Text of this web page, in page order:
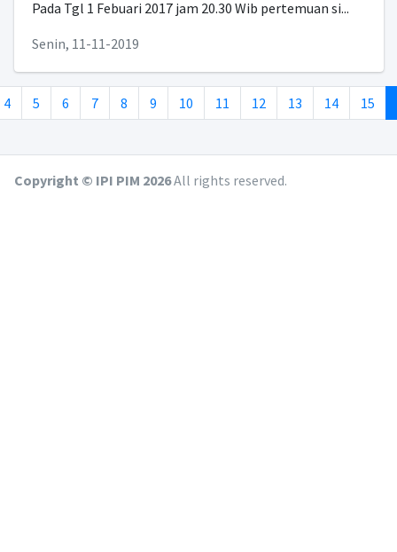
Pada Tgl 1 Febuari 2017 jam 20.30 Wib pertemuan si...
Senin, 11-11-2019
4 5 6 7 8 9 10 11 12 13 14 15
Copyright © IPI PIM 2026All rights reserved.